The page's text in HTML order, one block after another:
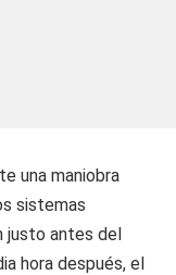
una maniobra
sistemas
justo antes del
hora después, el